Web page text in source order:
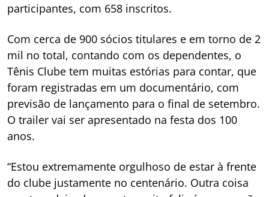
participantes, com 658 inscritos.
Com cerca de 900 sócios titulares e em torno de 2
mil no total, contando com os dependentes, o
Tênis Clube tem muitas estórias para contar, que
foram registradas em um documentário, com
previsão de lançamento para o final de setembro.
O trailer vai ser apresentado na festa dos 100
anos.
“Estou extremamente orgulhoso de estar à frente
do clube justamente no centenário. Outra coisa